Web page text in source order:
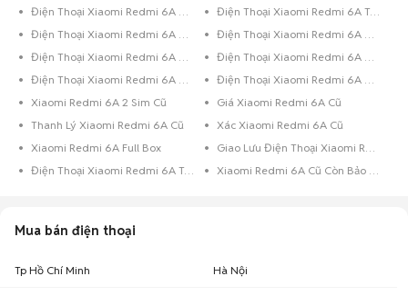
Điện Thoại Xiaomi Redmi 6A Xám
Điện Thoại Xiaomi Redmi 6A Trên 256GB Xanh Dương
Điện Thoại Xiaomi Redmi 6A Dưới 8GB Xanh Dương
Điện Thoại Xiaomi Redmi 6A Dưới 8GB Đen
Điện Thoại Xiaomi Redmi 6A Đen
Điện Thoại Xiaomi Redmi 6A Bạc
Điện Thoại Xiaomi Redmi 6A 8GB Đen
Điện Thoại Xiaomi Redmi 6A 64GB Đen
Xiaomi Redmi 6A 2 Sim Cũ
Giá Xiaomi Redmi 6A Cũ
Thanh Lý Xiaomi Redmi 6A Cũ
Xác Xiaomi Redmi 6A Cũ
Xiaomi Redmi 6A Full Box
Giao Lưu Điện Thoại Xiaomi Redmi 6A
Điện Thoại Xiaomi Redmi 6A Trả Góp
Xiaomi Redmi 6A Cũ Còn Bảo Hành
Mua bán điện thoại
Tp Hồ Chí Minh Hà Nội